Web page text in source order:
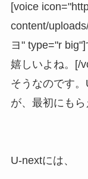
[voice
content/
ヨ" type="r
嬉しいよね。[/
そうなのです
が、最初にもら
U-nextには、